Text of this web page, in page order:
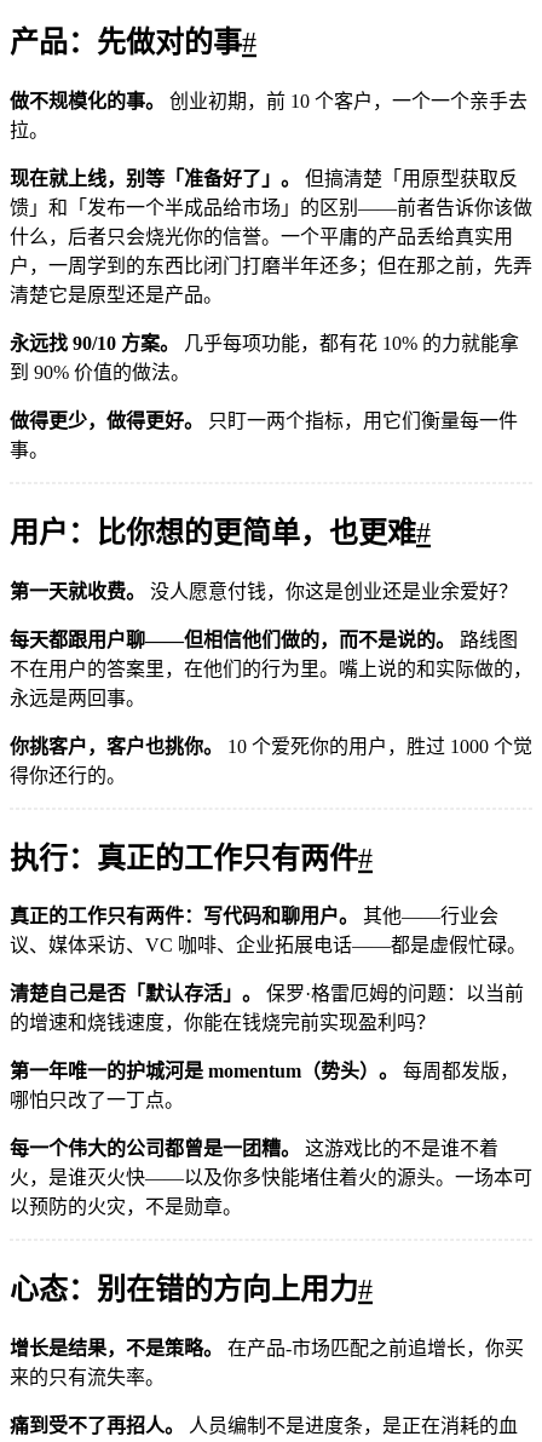
产品：先做对的事#
做不规模化的事。
创业初期，前 10 个客户，一个一个亲手去
拉。
现在就上线，别等「准备好了」。
但搞清楚「用原型获取反
馈」和「发布一个半成品给市场」的区别——前者告诉你该做
什么，后者只会烧光你的信誉。一个平庸的产品丢给真实用
户，一周学到的东西比闭门打磨半年还多；但在那之前，先弄
清楚它是原型还是产品。
永远找 90/10 方案。
几乎每项功能，都有花 10% 的力就能拿
到 90% 价值的做法。
做得更少，做得更好。
只盯一两个指标，用它们衡量每一件
事。
用户：比你想的更简单，也更难#
第一天就收费。 没人愿意付钱，你这是创业还是业余爱好？
每天都跟用户聊——但相信他们做的，而不是说的。
路线图
不在用户的答案里，在他们的行为里。嘴上说的和实际做的，
永远是两回事。
你挑客户，客户也挑你。
10 个爱死你的用户，胜过 1000 个觉
得你还行的。
执行：真正的工作只有两件#
真正的工作只有两件：写代码和聊用户。
其他——行业会
议、媒体采访、VC 咖啡、企业拓展电话——都是虚假忙碌。
清楚自己是否「默认存活」。
保罗·格雷厄姆的问题：以当前
的增速和烧钱速度，你能在钱烧完前实现盈利吗？
第一年唯一的护城河是 momentum（势头）。
每周都发版，
哪怕只改了一丁点。
每一个伟大的公司都曾是一团糟。
这游戏比的不是谁不着
火，是谁灭火快——以及你多快能堵住着火的源头。一场本可
以预防的火灾，不是勋章。
心态：别在错的方向上用力#
增长是结果，不是策略。
在产品-市场匹配之前追增长，你买
来的只有流失率。
痛到受不了再招人。 人员编制不是进度条，是正在消耗的血